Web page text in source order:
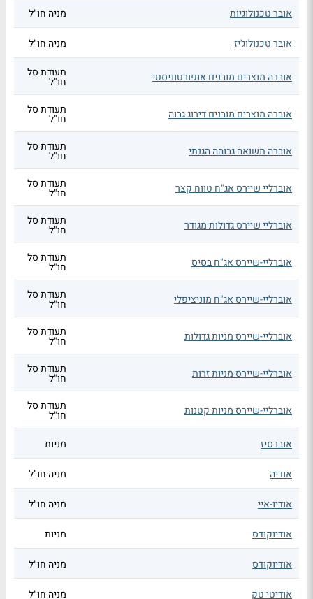
אובר טכנולוגיות מניה חו"ל
אובר טכנולוג'יז מניה חו"ל
אוברה מוצרים מובנים אופורטוניסטי תעודת סל
חו"ל
אוברה מוצרים מובנים דירוג גבוה תעודת סל
חו"ל
אוברה תשואה גבוהה הגנתי תעודת סל
חו"ל
אוברליי שיירס אג"ח טווח קצר תעודת סל
חו"ל
אוברליי שיירס גדולות מגודר תעודת סל
חו"ל
אוברליי-שיירס אג"ח בסיס תעודת סל
חו"ל
אוברליי-שיירס אג"ח מוניציפלי תעודת סל
חו"ל
אוברליי-שיירס מניות גדולות תעודת סל
חו"ל
אוברליי-שיירס מניות זרות תעודת סל
חו"ל
אוברליי-שיירס מניות קטנות תעודת סל
חו"ל
אוברסיז
מניות
אודיה מניה חו"ל
אודיו-איי מניה חו"ל
אודיוקודס מניות
אודיוקודס מניה חו"ל
אודיטי טק מניה חו"ל